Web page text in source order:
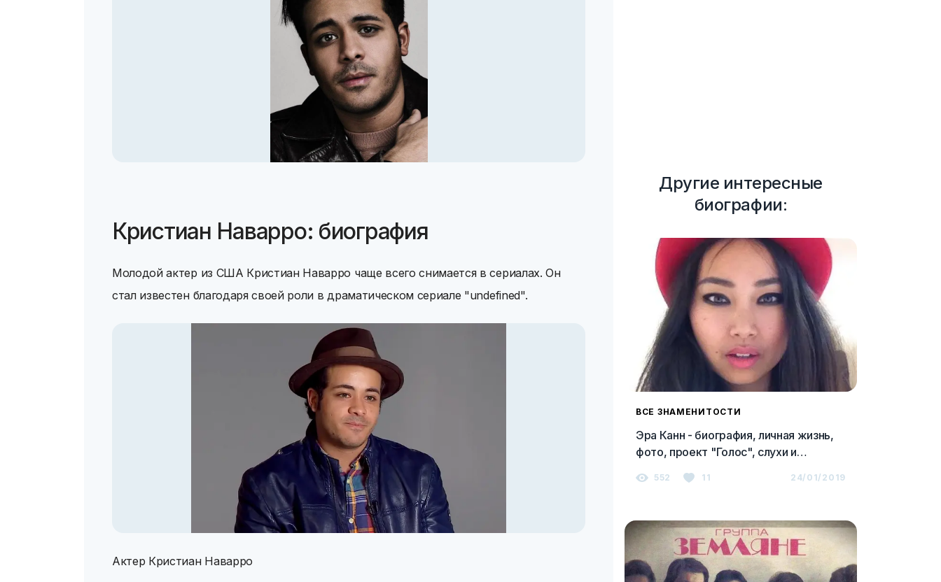
Кристиан Наварро: биография
Молодой актер из США Кристиан Наварро чаще всего снимается в сериалах. Он
стал известен благодаря своей роли в драматическом сериале "undefined".
Актер Кристиан Наварро
Другие интересные
биографии:
ВСЕ ЗНАМЕНИТОСТИ
Эра Канн - биография, личная жизнь,
фото, проект "Голос", слухи и
552 11 24/01/2019